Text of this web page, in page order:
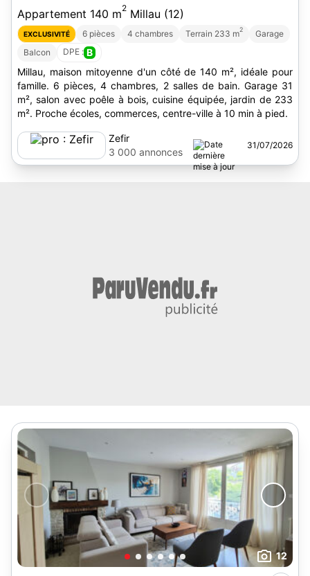
Appartement 140 m2 Millau (12)
EXCLUSIVITÉ 6 pièces 4 chambres Terrain 233 m2
Garage
Balcon
DPE : B
Millau, maison mitoyenne d'un côté de 140 m², idéale pour
famille. 6 pièces, 4 chambres, 2 salles de bain. Garage 31
m², salon avec poêle à bois, cuisine équipée, jardin de 233
m². Proche écoles, commerces, centre-ville à 10 min à pied.
Zefir
3 000 annonces
31/07/2026
12